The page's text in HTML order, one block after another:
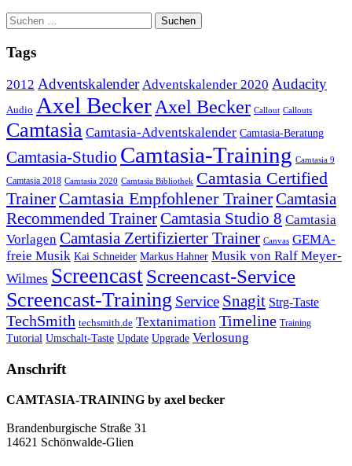
Tags
2012 Adventskalender Adventskalender 2020 Audacity
Audio Axel BeckerAxel Becker Callout Callouts
Camtasia Camtasia-Adventskalender Camtasia-Beratung
Camtasia-Studio Camtasia-Training Camtasia 9
Camtasia 2018 Camtasia 2020 Camtasia Bibliothek Camtasia Certified
Trainer Camtasia Empfohlener TrainerCamtasia
Recommended TrainerCamtasia Studio 8 Camtasia
Vorlagen Camtasia Zertifizierter Trainer Canvas GEMA-
freie Musik Kai Schneider Markus Hahner Musik von Ralf Meyer-
Wilmes ScreencastScreencast-Service
Screencast-Training Service Snagit Strg-Taste
TechSmith techsmith.de Textanimation Timeline Training
Tutorial Umschalt-Taste Update Upgrade Verlosung
Anschrift
CAMTASIA-TRAINING by axel becker
Brandenburgische Straße 31
14621 Schönwalde-Glien